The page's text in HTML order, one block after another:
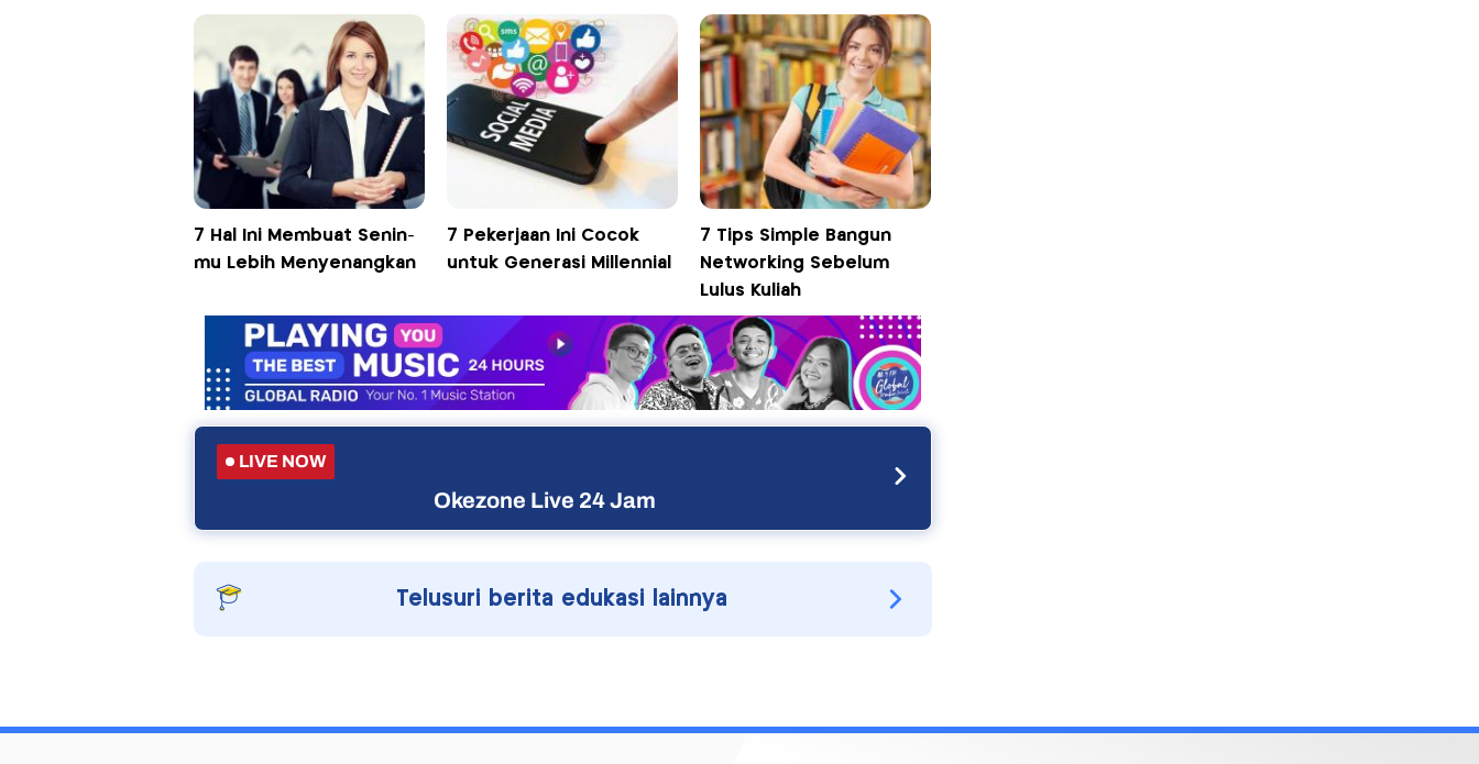
7 Hal Ini Membuat Senin-
mu Lebih Menyenangkan
7 Pekerjaan Ini Cocok
untuk Generasi Millennial
7 Tips Simple Bangun
Networking Sebelum
Lulus Kuliah
LIVE NOW
Okezone Live 24 Jam
Telusuri berita edukasi lainnya